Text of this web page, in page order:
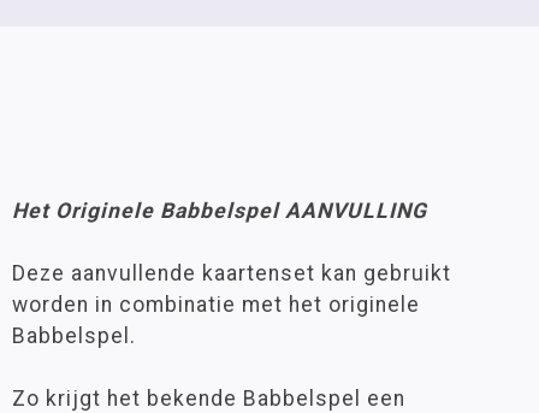
Het Originele Babbelspel AANVULLING
Deze aanvullende kaartenset kan gebruikt
worden in combinatie met het originele
Babbelspel.
Zo krijgt het bekende Babbelspel een